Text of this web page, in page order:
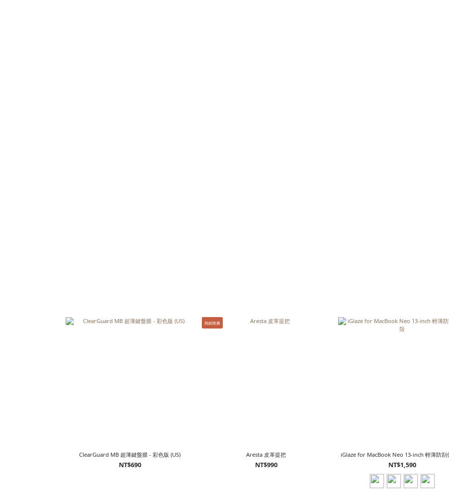
ClearGuard MB 超薄鍵盤膜 - 彩色版 (US)
NT$690
熱銷推薦
Aresta 皮革提把
NT$990
iGlaze for MacBook Neo 13-inch 輕薄防刮
NT$1,590